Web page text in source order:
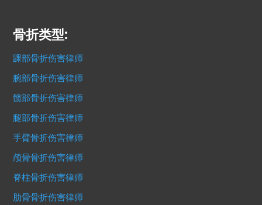
骨折类型:
踝部骨折伤害律师
腕部骨折伤害律师
髋部骨折伤害律师
腿部骨折伤害律师
手臂骨折伤害律师
颅骨骨折伤害律师
脊柱骨折伤害律师
肋骨骨折伤害律师